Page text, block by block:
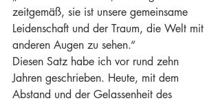
zeitgemäß, sie ist unsere gemeinsame
Leidenschaft und der Traum, die Welt mit
anderen Augen zu sehen.“
Diesen Satz habe ich vor rund zehn
Jahren geschrieben. Heute, mit dem
Abstand und der Gelassenheit des